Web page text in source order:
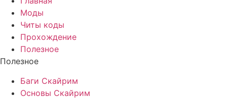
Моды
Читы коды
Прохождение
Полезное
Полезное
Баги Скайрим
Основы Скайрим